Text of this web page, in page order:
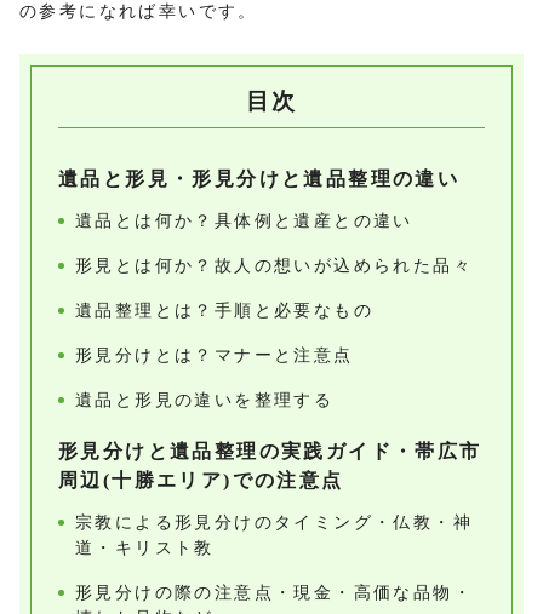
の参考になれば幸いです。
目次
遺品と形見・形見分けと遺品整理の違い
遺品とは何か？具体例と遺産との違い
形見とは何か？故人の想いが込められた品々
遺品整理とは？手順と必要なもの
形見分けとは？マナーと注意点
遺品と形見の違いを整理する
形見分けと遺品整理の実践ガイド・帯広市
周辺(十勝エリア)での注意点
宗教による形見分けのタイミング・仏教・神
道・キリスト教
形見分けの際の注意点・現金・高価な品物・